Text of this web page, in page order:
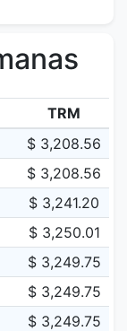
TRM
$ 3,208.56
$ 3,208.56
$ 3,241.20
$ 3,250.01
$ 3,249.75
$ 3,249.75
$ 3,249.75